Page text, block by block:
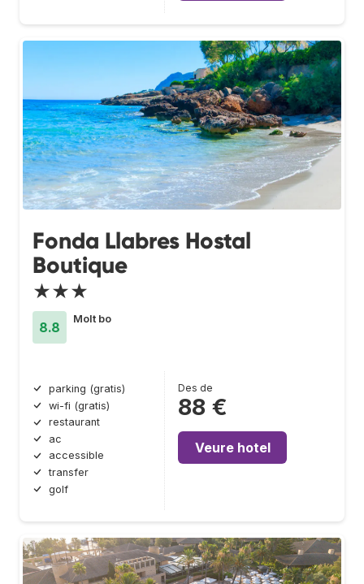
Fonda Llabres Hostal
Boutique
★★★
8.8
Molt bo
parking (gratis)
wi-fi (gratis)
restaurant
ac
accessible
transfer
golf
Des de
88 €
Veure hotel